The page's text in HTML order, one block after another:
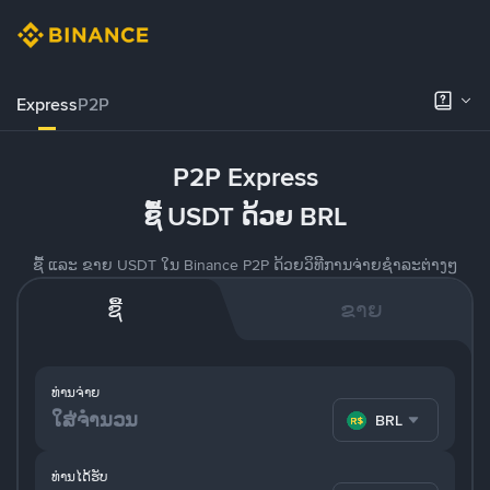
ExpressP2P
P2P Express
ຊື້ USDT ດ້ວຍ BRL
ຊື້ ແລະ ຂາຍ USDT ໃນ Binance P2P ດ້ວຍວິທີການຈ່າຍຊຳລະຕ່າງໆ
ຊື້ ຂາຍ
ທ່ານຈ່າຍ
BRL
ທ່ານໄດ້ຮັບ